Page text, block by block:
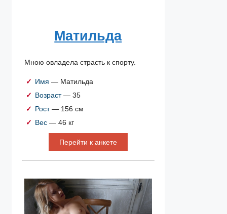
Матильда
Мною овладела страсть к спорту.
Имя — Матильда
Возраст— 35
Рост— 156 см
Вес — 46 кг
Перейти к анкете